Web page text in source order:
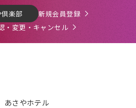
楽部
新規会員登録
・変更・キャンセル
あさやホテル